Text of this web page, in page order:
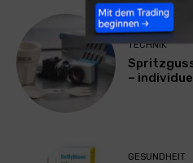
TECHNIK
–
GESUNDHEIT